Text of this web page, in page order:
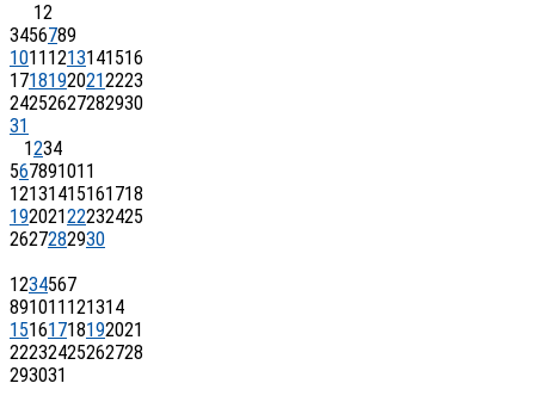
12
3456789
1011 1213141516
17181920212223
24252627282930
31
1234
567891011
12131415161718
19202122232425
2627282930
1234567
891011 121314
15161718192021
22232425262728
293031